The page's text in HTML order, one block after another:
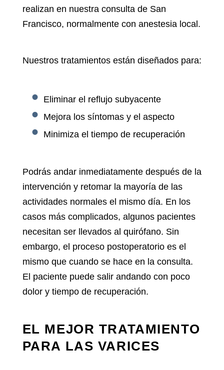
realizan en nuestra consulta de San
Francisco, normalmente con anestesia local.
Nuestros tratamientos están diseñados para:
Eliminar el reflujo subyacente
Mejora los síntomas y el aspecto
Minimiza el tiempo de recuperación
Podrás andar inmediatamente después de la
intervención y retomar la mayoría de las
actividades normales el mismo día. En los
casos más complicados, algunos pacientes
necesitan ser llevados al quirófano. Sin
embargo, el proceso postoperatorio es el
mismo que cuando se hace en la consulta.
El paciente puede salir andando con poco
dolor y tiempo de recuperación.
EL MEJOR TRATAMIENTO
PARA LAS VARICES